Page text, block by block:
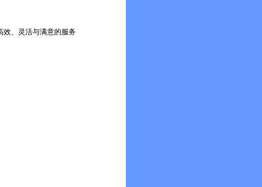
效、灵活与满意的服务